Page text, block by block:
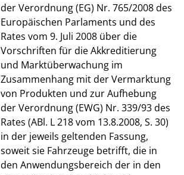
der Verordnung (EG) Nr. 765/2008 des
Europäischen Parlaments und des
Rates vom 9. Juli 2008 über die
Vorschriften für die Akkreditierung
und Marktüberwachung im
Zusammenhang mit der Vermarktung
von Produkten und zur Aufhebung
der Verordnung (EWG) Nr. 339/93 des
Rates (ABl. L 218 vom 13.8.2008, S. 30)
in der jeweils geltenden Fassung,
soweit sie Fahrzeuge betrifft, die in
den Anwendungsbereich der in den